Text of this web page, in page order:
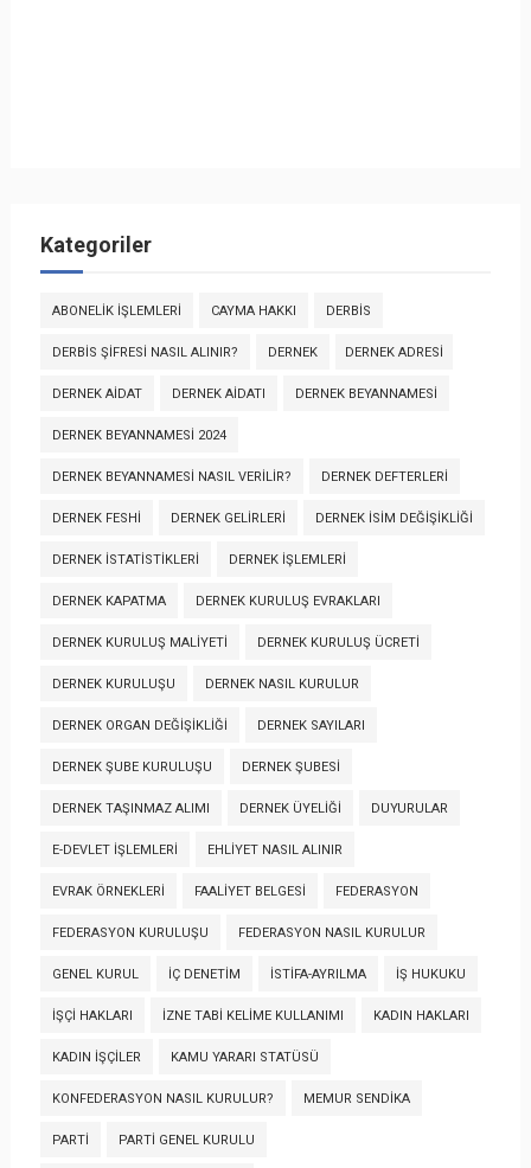
Kategoriler
ABONELIK İŞLEMLERI CAYMA HAKKI DERBİS
DERBİS ŞIFRESI NASIL ALINIR? DERNEK DERNEK ADRESI
DERNEK AIDAT DERNEK AIDATI DERNEK BEYANNAMESI
DERNEK BEYANNAMESI 2024
DERNEK BEYANNAMESI NASIL VERILIR? DERNEK DEFTERLERI
DERNEK FESHI DERNEK GELIRLERI DERNEK İSIM DEĞIŞIKLIĞI
DERNEK İSTATISTIKLERI DERNEK İŞLEMLERI
DERNEK KAPATMA DERNEK KURULUŞ EVRAKLARI
DERNEK KURULUŞ MALIYETI DERNEK KURULUŞ ÜCRETI
DERNEK KURULUŞU DERNEK NASIL KURULUR
DERNEK ORGAN DEĞIŞIKLIĞI DERNEK SAYILARI
DERNEK ŞUBE KURULUŞU DERNEK ŞUBESI
DERNEK TAŞINMAZ ALIMI DERNEK ÜYELIĞI DUYURULAR
E-DEVLET İŞLEMLERI EHLIYET NASIL ALINIR
EVRAK ÖRNEKLERI FAALIYET BELGESI FEDERASYON
FEDERASYON KURULUŞU FEDERASYON NASIL KURULUR
GENEL KURUL İÇ DENETIM İSTIFA-AYRILMA İŞ HUKUKU
İŞÇI HAKLARI İZNE TABI KELIME KULLANIMI KADIN HAKLARI
KADIN İŞÇILER KAMU YARARI STATÜSÜ
KONFEDERASYON NASIL KURULUR? MEMUR SENDIKA
PARTI PARTI GENEL KURULU